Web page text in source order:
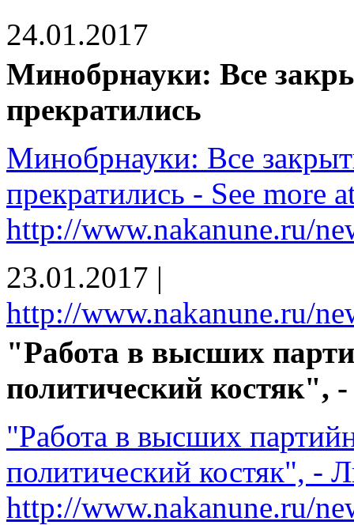
24.01.2017
Минобрнауки: Все
прекратились
Минобрнауки: Все
прекратились - See more
http://www.nakanune.ru/
23.01.2017 |
http://www.nakanune.ru/
"Работа в высших
политический костяк",
"Работа в высших
политический костяк", -
http://www.nakanune.ru/